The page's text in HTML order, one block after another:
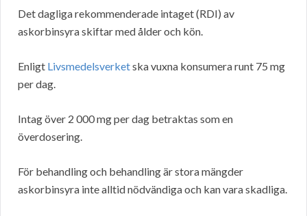
Det dagliga rekommenderade intaget (RDI) av
askorbinsyra skiftar med ålder och kön.
Enligt Livsmedelsverketska vuxna konsumera runt 75 mg
per dag.
Intag över 2 000 mg per dag betraktas som en
överdosering.
För behandling och behandling är stora mängder
askorbinsyra inte alltid nödvändiga och kan vara skadliga.